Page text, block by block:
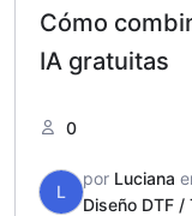
Cómo
IA gratuitas
0
L
por Luciana
Diseño DTF /